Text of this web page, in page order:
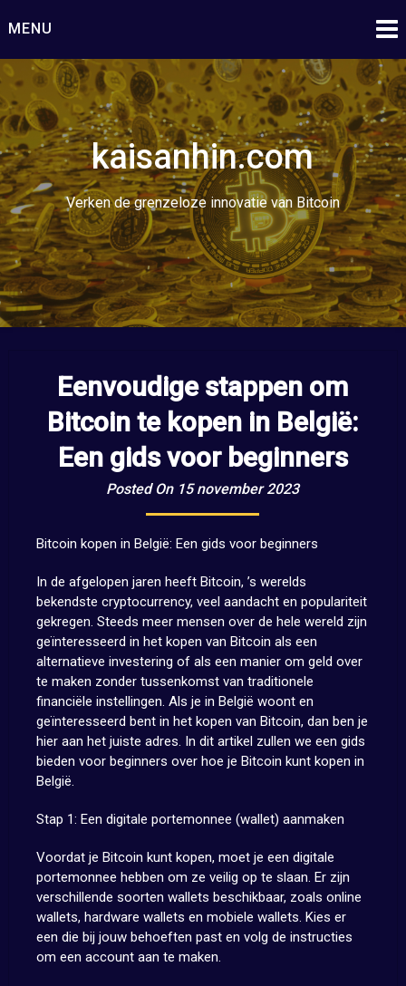
naar
inhoud
MENU
kaisanhin.com
Verken de grenzeloze innovatie van Bitcoin
Eenvoudige stappen om
Bitcoin te kopen in België:
Een gids voor beginners
Posted On 15 november 2023
Bitcoin kopen in België: Een gids voor beginners
In de afgelopen jaren heeft Bitcoin, ’s werelds
bekendste cryptocurrency, veel aandacht en populariteit
gekregen. Steeds meer mensen over de hele wereld zijn
geïnteresseerd in het kopen van Bitcoin als een
alternatieve investering of als een manier om geld over
te maken zonder tussenkomst van traditionele
financiële instellingen. Als je in België woont en
geïnteresseerd bent in het kopen van Bitcoin, dan ben je
hier aan het juiste adres. In dit artikel zullen we een gids
bieden voor beginners over hoe je Bitcoin kunt kopen in
België.
Stap 1: Een digitale portemonnee (wallet) aanmaken
Voordat je Bitcoin kunt kopen, moet je een digitale
portemonnee hebben om ze veilig op te slaan. Er zijn
verschillende soorten wallets beschikbaar, zoals online
wallets, hardware wallets en mobiele wallets. Kies er
een die bij jouw behoeften past en volg de instructies
om een account aan te maken.